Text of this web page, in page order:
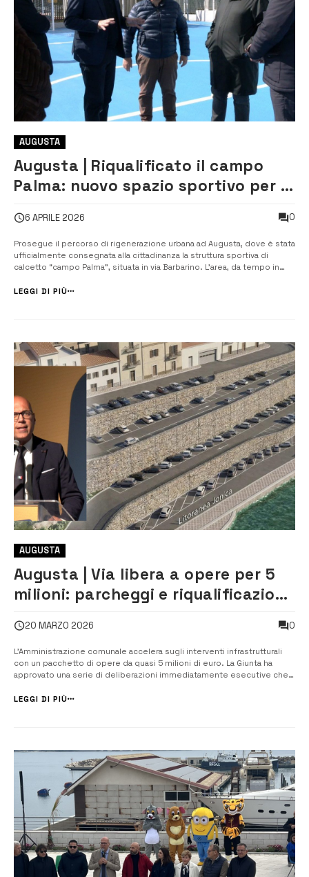
AUGUSTA
Augusta | Riqualificato il campo
Palma: nuovo spazio sportivo per il
6 APRILE 2026 0
Prosegue il percorso di rigenerazione urbana ad Augusta, dove è stata
ufficialmente consegnata alla cittadinanza la struttura sportiva di
calcetto “campo Palma”, situata in via Barbarino. L’area, da tempo in
dall’Amministrazione comunale e a disposizione del quartiere come
LEGGI DI PIÙ
AUGUSTA
Augusta | Via libera a opere per 5
milioni: parcheggi e riqualificazione
20 MARZO 2026 0
L’Amministrazione comunale accelera sugli interventi infrastrutturali
con un pacchetto di opere da quasi 5 milioni di euro. La Giunta ha
approvato una serie di deliberazioni immediatamente esecutive che
regionali e nazionali, affrontando due criticità storiche del territorio: la
LEGGI DI PIÙ